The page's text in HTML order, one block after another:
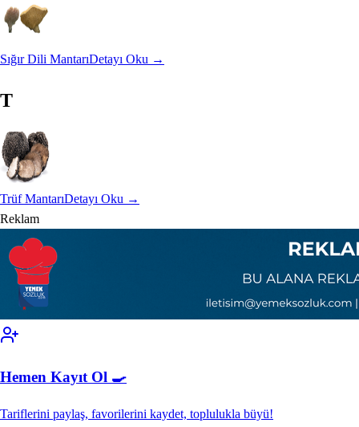
Sığır Dili MantarıDetayı Oku →
T
Trüf MantarıDetayı Oku →
Reklam
Hemen Kayıt Ol 🍳
Tariflerini paylaş, favorilerini kaydet, toplulukla büyü!